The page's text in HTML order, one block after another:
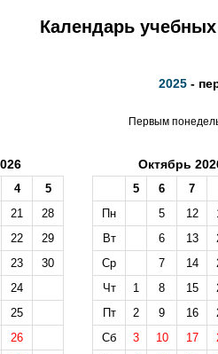
Календарь
2025-
Первым
4
5
21
28
22
29
23
30
24
25
26
Октябрь
5 6 7
Пн
5 12
Вт
6 13
Ср
7 14
Чт
1 8 15
Пт
2 9 16
Сб
3 10 17